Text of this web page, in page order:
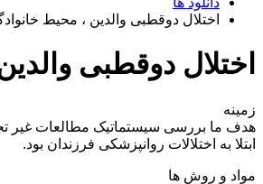
اختلال دوقطبی والدین ، ​​محیط
اختلال دوقطبی
زمینه
ابتلا به اختلالات روانپزشکی فرزندان بود.
مواد و روش ها